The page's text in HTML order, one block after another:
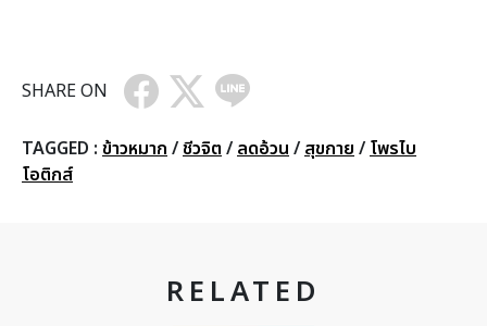
SHARE ON
TAGGED : ข้าวหมาก /ชีวจิต / ลดอ้วน / สุขกาย / โพรไบ
โอติกส์
RELATED